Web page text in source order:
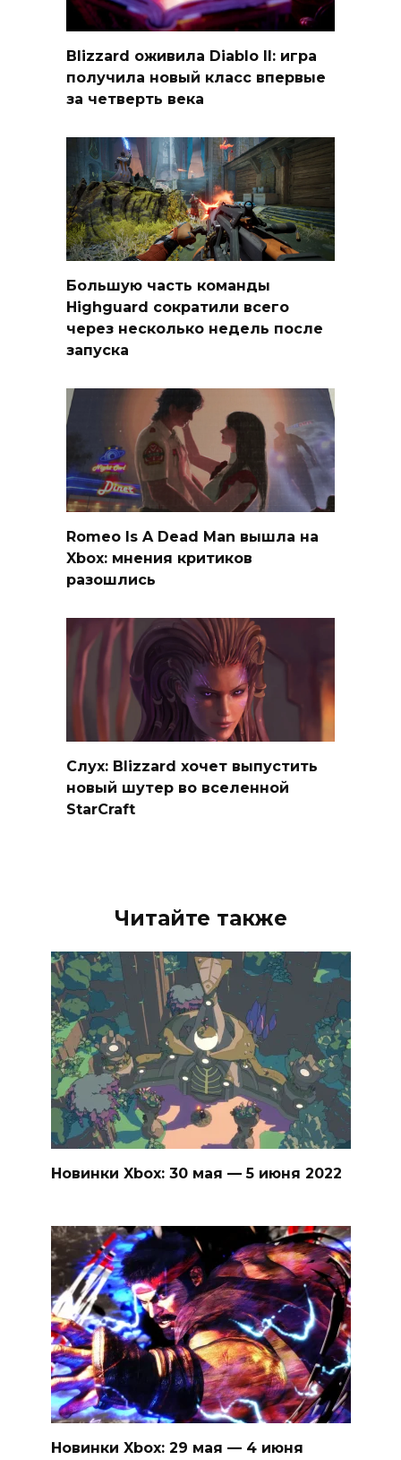
Blizzard оживила Diablo II: игра
получила новый класс впервые
за четверть века
Большую часть команды
Highguard сократили всего
через несколько недель после
запуска
Romeo Is A Dead Man вышла на
Xbox: мнения критиков
разошлись
Слух: Blizzard хочет выпустить
новый шутер во вселенной
StarCraft
Читайте также
Новинки Xbox: 30 мая — 5 июня 2022
Новинки Xbox: 29 мая — 4 июня